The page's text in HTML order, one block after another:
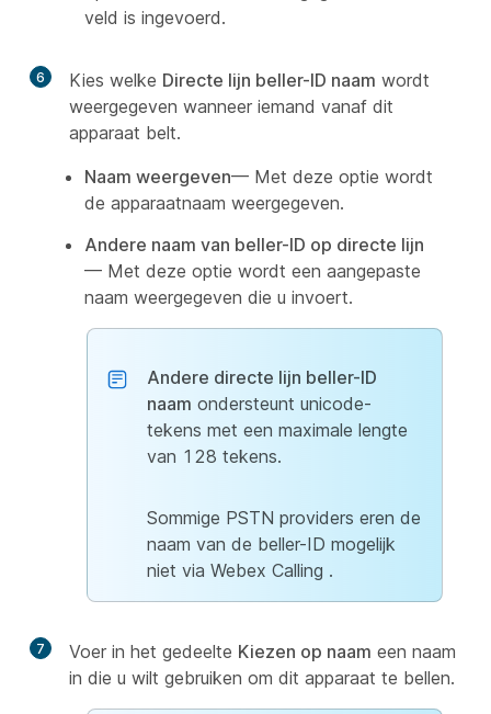
veld is ingevoerd.
6 Kies welke Directe lijn beller-ID naam wordt
weergegeven wanneer iemand vanaf dit
apparaat belt.
Naam weergeven— Met deze optie wordt
de apparaatnaam weergegeven.
Andere naam van beller-ID op directe lijn
— Met deze optie wordt een aangepaste
naam weergegeven die u invoert.
Andere directe lijn beller-ID
naam ondersteunt unicode-
tekens met een maximale lengte
van 128 tekens.
Sommige PSTN providers eren de
naam van de beller-ID mogelijk
niet via Webex Calling .
7 Voer in het gedeelte Kiezen op naam een naam
in die u wilt gebruiken om dit apparaat te bellen.